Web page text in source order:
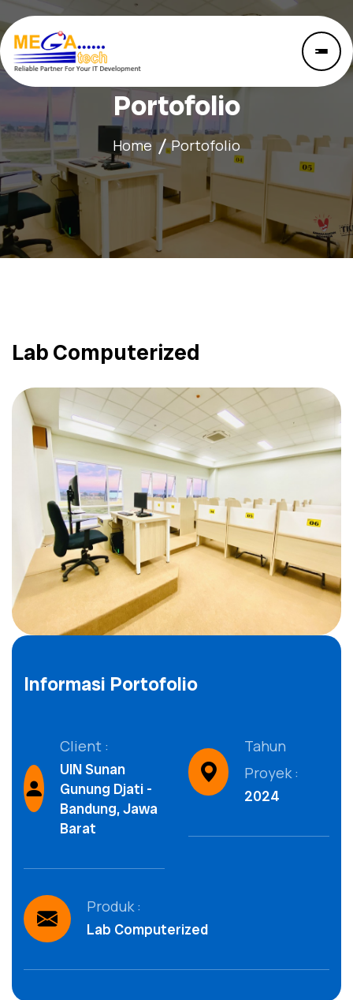
Portofolio
Home Portofolio
Lab Computerized
Informasi Portofolio
Client :
UIN Sunan
Gunung Djati -
Bandung, Jawa
Barat
Tahun
Proyek :
2024
Produk :
Lab Computerized